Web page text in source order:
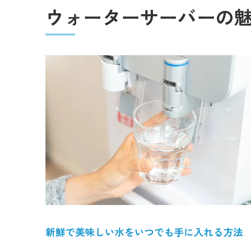
美しさ
イン
フィ
エ
ウォー
時
ウ
ホ
健
健
長期
ウォーターサーバーの
新鮮で美味しい水をいつでも手に入れる方法